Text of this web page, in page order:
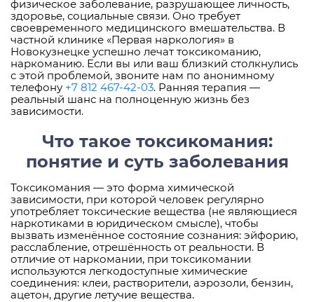
физическое заболевание, разрушающее личность,
здоровье, социальные связи. Оно требует
своевременного медицинского вмешательства. В
частной клинике «Первая наркология» в
Новокузнецке успешно лечат токсикоманию,
наркоманию. Если вы или ваш близкий столкнулись
с этой проблемой, звоните нам по анонимному
телефону +7 812 467-42-03. Ранняя терапия —
реальный шанс на полноценную жизнь без
зависимости.
Что такое токсикомания:
понятие и суть заболевания
Токсикомания — это форма химической
зависимости, при которой человек регулярно
употребляет токсические вещества (не являющиеся
наркотиками в юридическом смысле), чтобы
вызвать изменённое состояние сознания: эйфорию,
расслабление, отрешённость от реальности. В
отличие от наркомании, при токсикомании
используются легкодоступные химические
соединения: клеи, растворители, аэрозоли, бензин,
ацетон, другие летучие вещества.